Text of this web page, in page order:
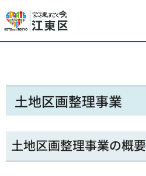
土地区画整理事業
土地区画整理事業の概要